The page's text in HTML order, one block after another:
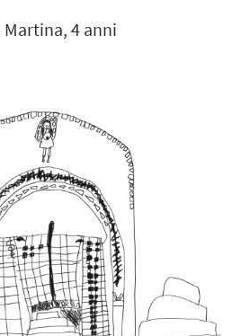
Martina, 4 anni